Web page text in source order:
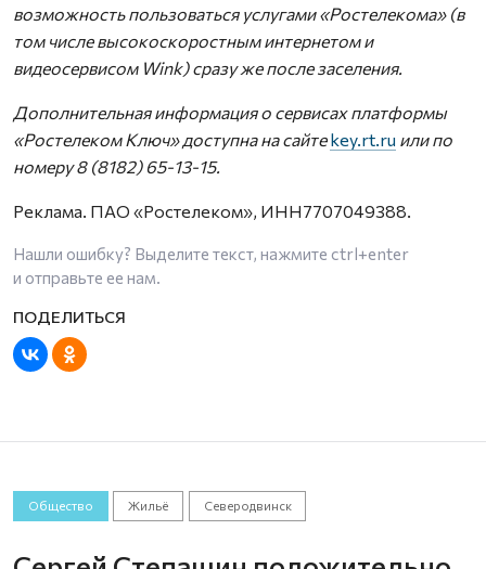
возможность пользоваться услугами «Ростелекома» (в
том числе высокоскоростным интернетом и
видеосервисом Wink) сразу же после заселения.
Дополнительная информация о сервисах платформы
«Ростелеком Ключ» доступна на сайтеkey.rt.ru или по
номеру 8 (8182) 65-13-15.
Реклама. ПАО «Ростелеком», ИНН7707049388.
Нашли ошибку? Выделите текст, нажмите ctrl+enter
и отправьте ее нам.
Общество Жильё Северодвинск